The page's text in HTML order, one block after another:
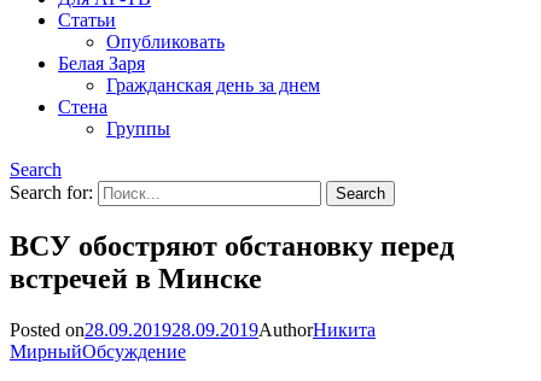
Статьи
Опубликовать
Белая Заря
Гражданская день за днем
Стена
Группы
Search
Search for:
ВСУ обостряют обстановку перед
встречей в Минске
Posted on28.09.201928.09.2019AuthorНикита
МирныйОбсуждение